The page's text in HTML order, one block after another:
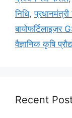
निधि,
बायोफर्टिलाइज़र
वैज्ञानिक कृषि
Recent